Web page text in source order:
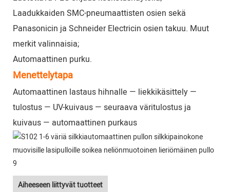
Laadukkaiden SMC-pneumaattisten osien sekä
Panasonicin ja Schneider Electricin osien takuu. Muut
merkit valinnaisia;
Automaattinen purku.
Menettelytapa
Automaattinen lastaus hihnalle — liekkikäsittely —
tulostus — UV-kuivaus — seuraava väritulostus ja
kuivaus — automaattinen purkaus
Aiheeseen liittyvät tuotteet